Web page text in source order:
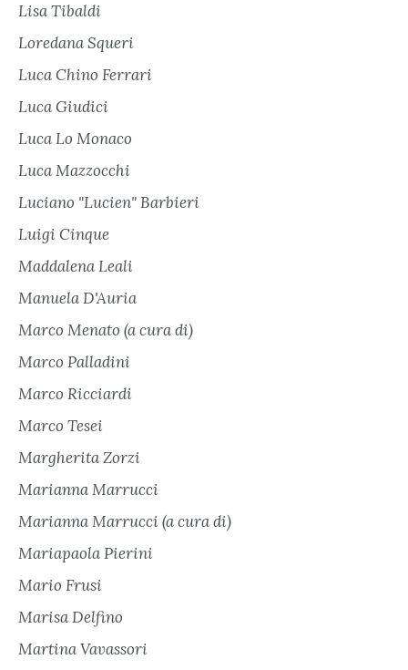
Lisa Tibaldi
Loredana Squeri
Luca Chino Ferrari
Luca Giudici
Luca Lo Monaco
Luca Mazzocchi
Luciano "Lucien" Barbieri
Luigi Cinque
Maddalena Leali
Manuela D'Auria
Marco Menato (a cura di)
Marco Palladini
Marco Ricciardi
Marco Tesei
Margherita Zorzi
Marianna Marrucci
Marianna Marrucci (a cura di)
Mariapaola Pierini
Mario Frusi
Marisa Delfino
Martina Vavassori